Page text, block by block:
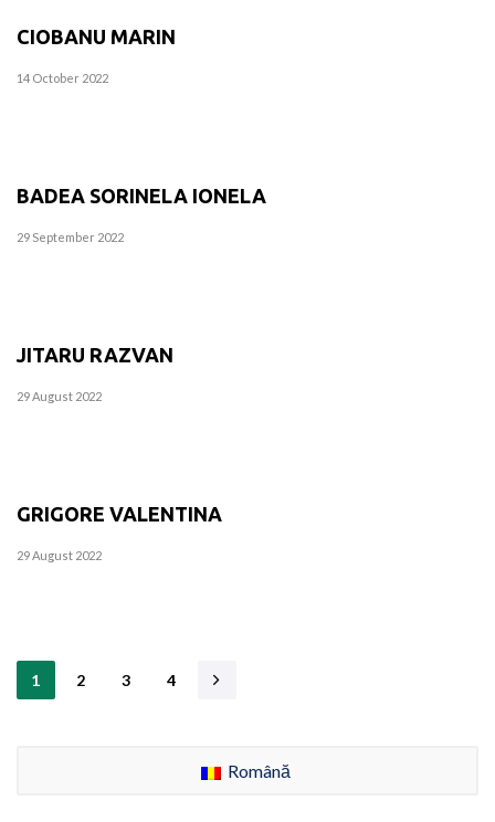
CIOBANU MARIN
14 October 2022
BADEA SORINELA IONELA
29 September 2022
JITARU RAZVAN
29 August 2022
GRIGORE VALENTINA
29 August 2022
1 2 3 4
Română